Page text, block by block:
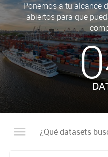
Ponemos a tu alcance
abiertos para que